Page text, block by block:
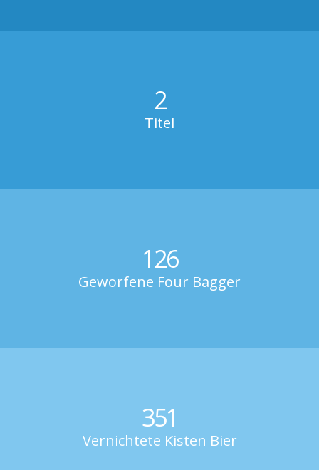
2
Titel
126
Geworfene Four Bagger
351
Vernichtete Kisten Bier